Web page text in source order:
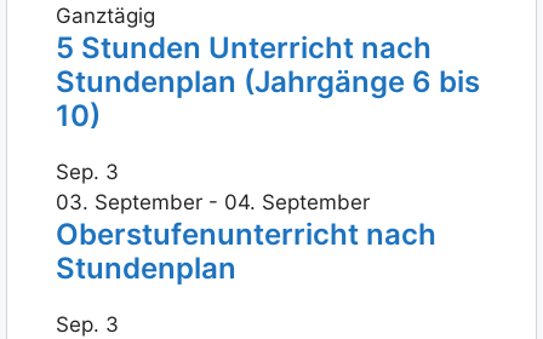
Ganztägig
5 Stunden Unterricht nach
Stundenplan (Jahrgänge 6 bis
10)
Sep. 3
03. September - 04. September
Oberstufenunterricht nach
Stundenplan
Sep. 3